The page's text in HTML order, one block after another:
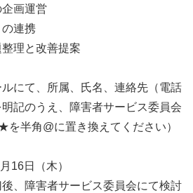
画運営
連携
理と改善提案
ルにて、所属、氏名、連絡先（電話
記のうえ、障害者サービス委員会
半角@に置き換えてください）
16日（木）
後、障害者サービス委員会にて検討